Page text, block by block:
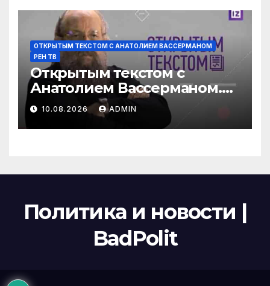
ОТКРЫТЫМ ТЕКСТОМ С АНАТОЛИЕМ ВАССЕРМАНОМ
РЕН ТВ
Открытым текстом с
Анатолием Вассерманом.
Выпуск от 09.08.2026
10.08.2026 ADMIN
Политика и новости |
BadPolit